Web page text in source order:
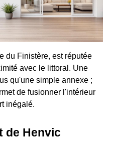
du Finistère, est réputée
avec le littoral. Une
qu'une simple annexe ;
de fusionner l'intérieur
inégalé.
de Henvic